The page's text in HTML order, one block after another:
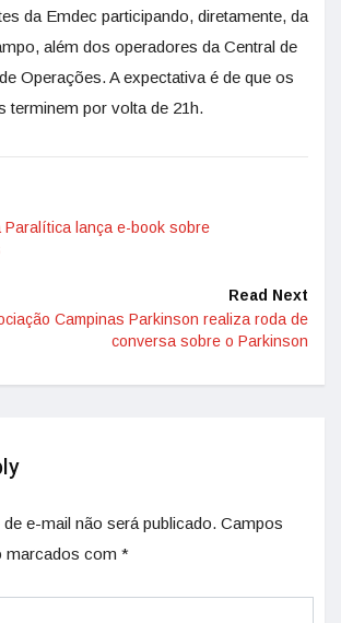
da Emdec participando, diretamente, da
além dos operadores da Central de
Operações. A expectativa é de que os
terminem por volta de 21h.
Paralítica lança e-book sobre
Read Next
Campinas Parkinson realiza roda de
conversa sobre o Parkinson
e-mail não será publicado. Campos
marcados com *